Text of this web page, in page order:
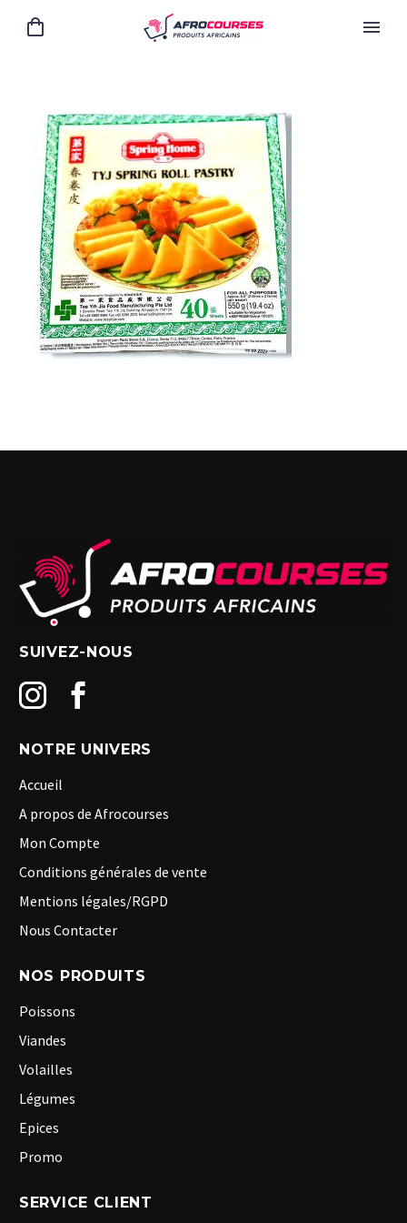
SUIVEZ-NOUS
NOTRE UNIVERS
Accueil
A propos de Afrocourses
Mon Compte
Conditions générales de vente
Mentions légales/RGPD
Nous Contacter
NOS PRODUITS
Poissons
Viandes
Volailles
Légumes
Epices
Promo
SERVICE CLIENT